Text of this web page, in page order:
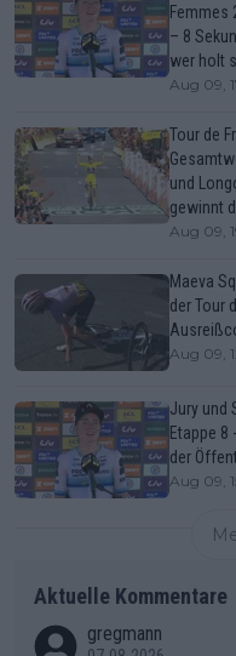
Femmes
– 8
wer holt
Aug 09,
Tour de
und
gewinnt
Aug 09,
Maeva
der Tour
Aug 09,
Jury und
Etappe 8
der
Aug 09,
Aktuelle Kommentare
gregmann